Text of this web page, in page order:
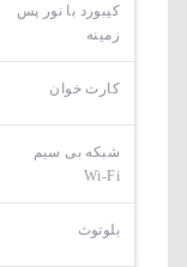
کیبورد با نور پس
زمینه
کارت خوان
شبکه بی سیم
Wi-Fi
بلوتوث